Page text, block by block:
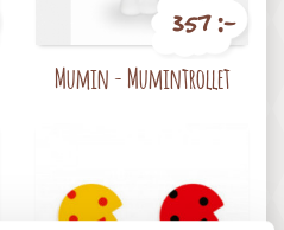
357 :-
Mumin - Mumintrollet